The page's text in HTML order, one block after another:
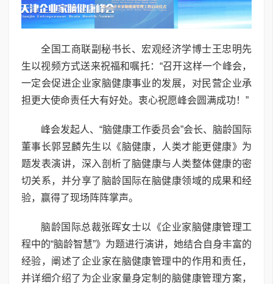
全国工商联副秘书长、宏观经济学博士王忠明先
生以视频方式送来祝福和嘱托：“召开这样一个峰会，
一定会促进企业家脑健康事业的发展，对民营企业承
担更大使命责任大有好处。衷心祝愿峰会圆满成功！”
峰会发起人、“脑健康工作委员会”会长、脑龄国际
董事长郭昱麟先生以《脑健康，人类才能更健康》为
题发表演讲，深入剖析了脑健康与人类整体健康的密
切关系，并分享了脑龄国际在脑健康领域的成果和经
验，赢得了现场阵阵掌声。
脑龄国际总裁张晖女士以《企业家脑健康管理工
程中的“脑龄智慧”》为题进行演讲，她结合自身丰富的
经验，阐述了企业家在脑健康管理中的作用和责任，
并详细介绍了为企业家量身定制的脑健康管理方案，